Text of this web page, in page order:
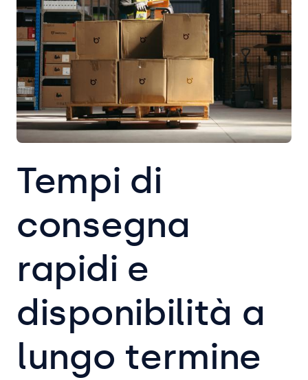
Tempi di
consegna
rapidi e
disponibilità a
lungo termine